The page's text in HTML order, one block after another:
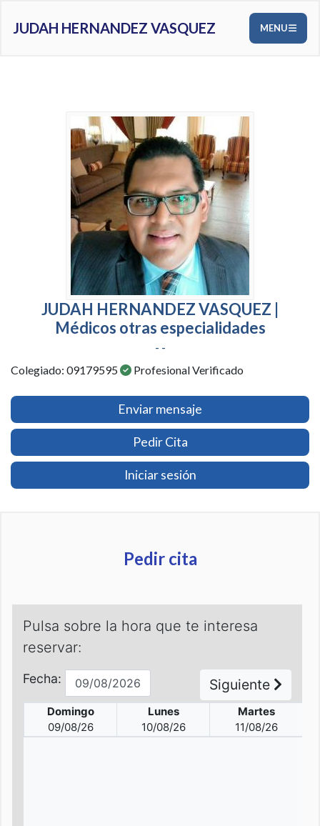
JUDAH HERNANDEZ VASQUEZ MENU
JUDAH HERNANDEZ VASQUEZ |
Médicos otras especialidades
- -
Colegiado: 09179595 Profesional Verificado
Enviar mensaje
Pedir Cita
Iniciar sesión
Pedir cita